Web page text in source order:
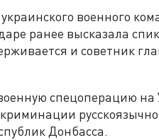
военного
ранее высказала
и советник
спецоперацию на
Донбасса.